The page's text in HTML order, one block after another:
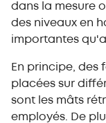
dans la mesure
des niveaux en
importantes
En principe, des
placées sur
sont les mâts
employés. De